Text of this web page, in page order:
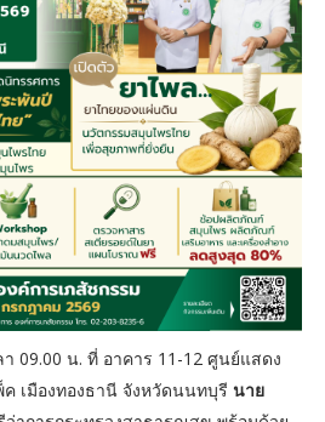
09.00 น. ที่ อาคาร 11-12 ศูนย์แสดง
เมืองทองธานี จังหวัดนนทบุรี นาย